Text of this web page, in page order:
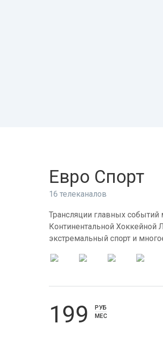
Евро Спорт
16 телеканалов
Трансляции главных событий
Континентальной Хоккейной
экстремальный спорт и
199
РУБ
МЕС